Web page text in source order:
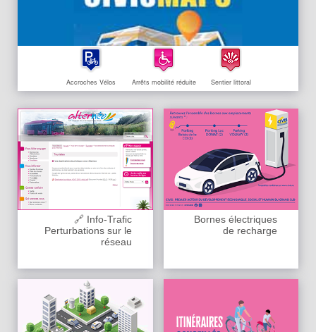
Accroches Vélos Arrêts mobilité réduite Sentier littoral
🔗 Info-Trafic
Perturbations sur le
réseau
Bornes électriques
de recharge